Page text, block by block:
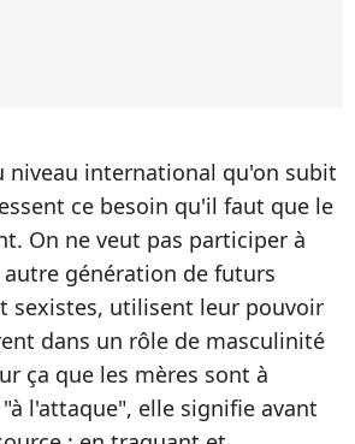
niveau international qu'on subit
ce besoin qu'il faut que le
On ne veut pas participer à
génération de futurs
sexistes, utilisent leur pouvoir
dans un rôle de masculinité
ça que les mères sont à
l'attaque", elle signifie avant